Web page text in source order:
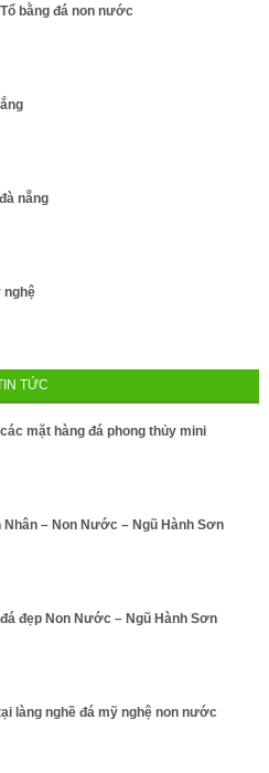
bằng đá non nước
nẵng
nghệ
TỨC
mặt hàng đá phong thủy mini
– Non Nước – Ngũ Hành Sơn
đẹp Non Nước – Ngũ Hành Sơn
làng nghề đá mỹ nghệ non nước